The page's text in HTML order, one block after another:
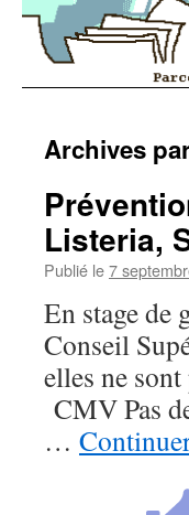
au
contenu
Archives
Listeria,
Publié le7
En stage de
Conseil
elles ne
CMV Pas
…